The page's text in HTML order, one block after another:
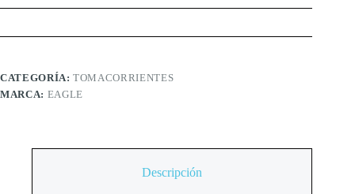
CATEGORÍA:TOMACORRIENTES
MARCA: EAGLE
Descripción